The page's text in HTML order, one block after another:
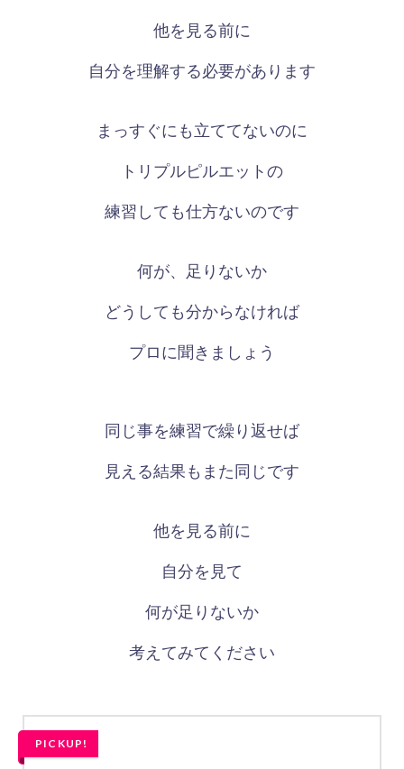
他を見る前に
自分を理解する必要があります
まっすぐにも立ててないのに
トリプルピルエットの
練習しても仕方ないのです
何が、足りないか
どうしても分からなければ
プロに聞きましょう
同じ事を練習で繰り返せば
見える結果もまた同じです
他を見る前に
自分を見て
何が足りないか
考えてみてください
PICKUP!